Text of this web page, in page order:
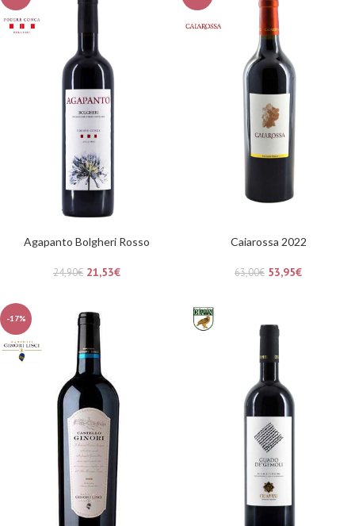
Agapanto Bolgheri Rosso
24,90€ 21,53€
Caiarossa 2022
63,00€ 53,95€
-17%